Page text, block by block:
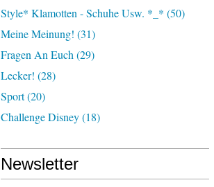
Style* Klamotten - Schuhe Usw. *_* (50)
Meine Meinung! (31)
Fragen An Euch (29)
Lecker! (28)
Sport(20)
Challenge Disney(18)
Newsletter